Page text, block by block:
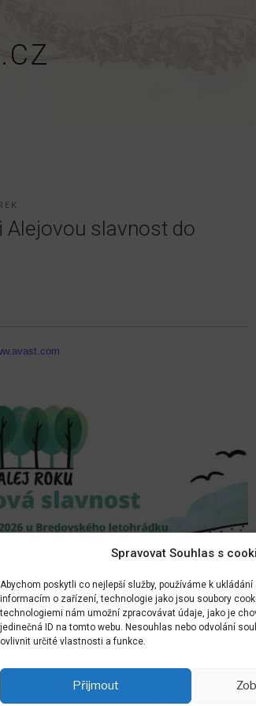
Spravovat Souhlas s
Abychom poskytli co nejlepší služby, používáme k
informacím o zařízení, technologie jako jsou soubory
technologiemi nám umožní zpracovávat údaje, jako je
jedinečná ID na tomto webu. Nesouhlas nebo odvolání
ovlivnit určité vlastnosti a funkce.
Přijmout
Alejovou slavnost do